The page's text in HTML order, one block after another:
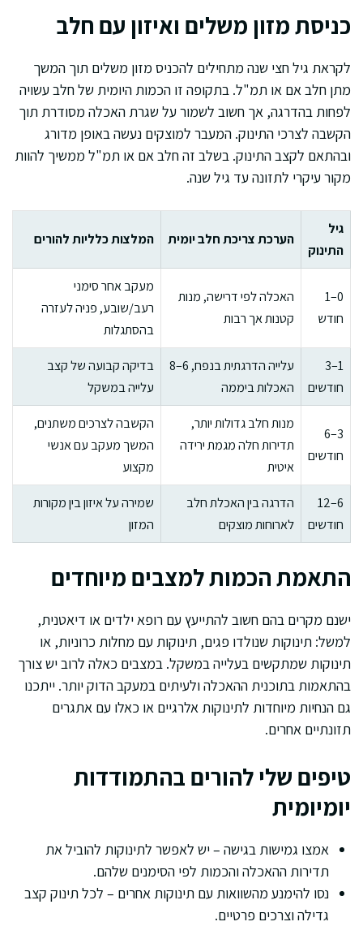
כניסת מזון משלים ואיזון עם חלב
לקראת גיל חצי שנה מתחילים להכניס מזון משלים תוך המשך
מתן חלב אם או תמ"ל. בתקופה זו הכמות היומית של חלב עשויה
לפחות בהדרגה, אך חשוב לשמור על שגרת האכלה מסודרת תוך
הקשבה לצרכי התינוק. המעבר למוצקים נעשה באופן מדורג
ובהתאם לקצב התינוק. בשלב זה חלב אם או תמ"ל ממשיך להוות
מקור עיקרי לתזונה עד גיל שנה.
גיל
התינוק
הערכת צריכת חלב יומית המלצות כלליות להורים
0–1
חודש
האכלה לפי דרישה, מנות
קטנות אך רבות
מעקב אחר סימני
רעב/שובע, פניה לעזרה
בהסתגלות
1–3
חודשים
עלייה הדרגתית בנפח, 6–8
האכלות ביממה
בדיקה קבועה של קצב
עלייה במשקל
3–6
חודשים
מנות חלב גדולות יותר,
תדירות חלה מגמת ירידה
איטית
הקשבה לצרכים משתנים,
המשך מעקב עם אנשי
מקצוע
6–12
חודשים
הדרגה בין האכלת חלב
לארוחות מוצקים
שמירה על איזון בין מקורות
המזון
התאמת הכמות למצבים מיוחדים
ישנם מקרים בהם חשוב להתייעץ עם רופא ילדים או דיאטנית,
למשל: תינוקות שנולדו פגים, תינוקות עם מחלות כרוניות, או
תינוקות שמתקשים בעלייה במשקל. במצבים כאלה לרוב יש צורך
בהתאמות בתוכנית ההאכלה ולעיתים במעקב הדוק יותר. ייתכנו
גם הנחיות מיוחדות לתינוקות אלרגיים או כאלו עם אתגרים
תזונתיים אחרים.
טיפים שלי להורים בהתמודדות
יומיומית
אמצו גמישות בגישה – יש לאפשר לתינוקות להוביל את
תדירות ההאכלה והכמות לפי הסימנים שלהם.
נסו להימנע מהשוואות עם תינוקות אחרים – לכל תינוק קצב
גדילה וצרכים פרטיים.